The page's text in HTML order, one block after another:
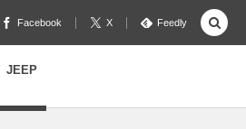
Facebook X Feedly
JEEP